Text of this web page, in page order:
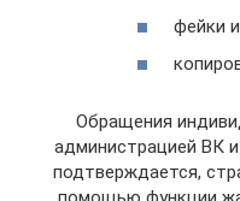
фейки
Обращения
администрацией ВК
подтверждается,